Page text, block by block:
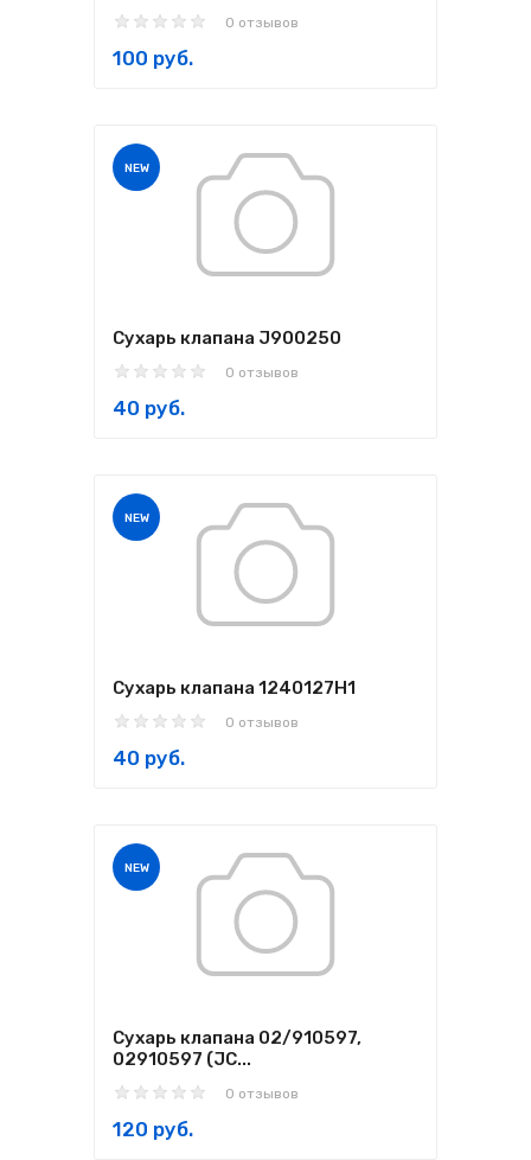
0 отзывов
100 руб.
NEW
Сухарь клапана J900250
0 отзывов
40 руб.
NEW
Сухарь клапана 1240127H1
0 отзывов
40 руб.
NEW
Сухарь клапана 02/910597,
02910597 (JC...
0 отзывов
120 руб.